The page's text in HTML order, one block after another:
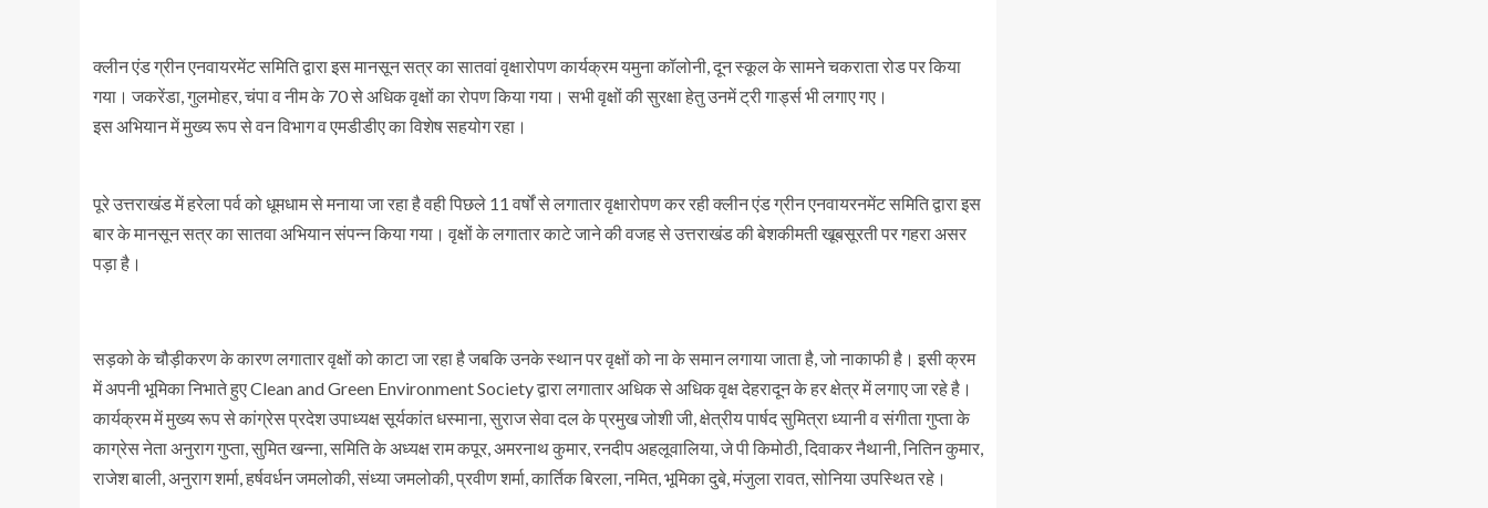
क्लीन एंड ग्रीन एनवायरमेंट समिति द्वारा इस मानसून सत्र का सातवां वृक्षारोपण कार्यक्रम यमुना कॉलोनी, दून स्कूल के सामने चकराता रोड पर किया
गया। जकरेंडा, गुलमोहर, चंपा व नीम के 70 से अधिक वृक्षों का रोपण किया गया। सभी वृक्षों की सुरक्षा हेतु उनमें ट्री गार्ड्स भी लगाए गए।
इस अभियान में मुख्य रूप से वन विभाग व एमडीडीए का विशेष सहयोग रहा।
पूरे उत्तराखंड में हरेला पर्व को धूमधाम से मनाया जा रहा है वही पिछले 11 वर्षों से लगातार वृक्षारोपण कर रही क्लीन एंड ग्रीन एनवायरनमेंट समिति द्वारा इस
बार के मानसून सत्र का सातवा अभियान संपन्न किया गया। वृक्षों के लगातार काटे जाने की वजह से उत्तराखंड की बेशकीमती खूबसूरती पर गहरा असर
पड़ा है।
सड़को के चौड़ीकरण के कारण लगातार वृक्षों को काटा जा रहा है जबकि उनके स्थान पर वृक्षों को ना के समान लगाया जाता है, जो नाकाफी है। इसी क्रम
में अपनी भूमिका निभाते हुए Clean and Green Environment Society द्वारा लगातार अधिक से अधिक वृक्ष देहरादून के हर क्षेत्र में लगाए जा रहे है।
कार्यक्रम में मुख्य रूप से कांग्रेस प्रदेश उपाध्यक्ष सूर्यकांत धस्माना, सुराज सेवा दल के प्रमुख जोशी जी, क्षेत्रीय पार्षद सुमित्रा ध्यानी व संगीता गुप्ता के
काग्रेस नेता अनुराग गुप्ता, सुमित खन्ना, समिति के अध्यक्ष राम कपूर, अमरनाथ कुमार, रनदीप अहलूवालिया, जे पी किमोठी, दिवाकर नैथानी, नितिन कुमार,
राजेश बाली, अनुराग शर्मा, हर्षवर्धन जमलोकी, संध्या जमलोकी, प्रवीण शर्मा, कार्तिक बिरला, नमित, भूमिका दुबे, मंजुला रावत, सोनिया उपस्थित रहे।